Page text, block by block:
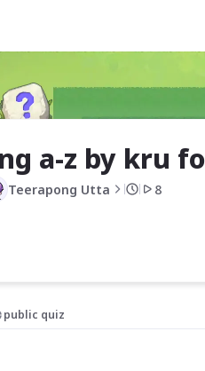
a-z by kru
Teerapong Utta 8
public quiz